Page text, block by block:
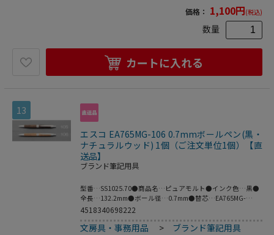
価格： 1,100円(税込)
数量
カートに入れる
13
エスコ EA765MG-106 0.7mmボールペン(黒・
ナチュラルウッド) 1個（ご注文単位1個）【直
送品】
ブランド筆記用具
型番…SS1025.70●商品名…ピュアモルト●インク色…黒●
全長…132.2mm●ボール径…0.7mm●替芯…EA765MG-
171(黒)、-172(赤)●ボディーカラー…ナチュラルウッド●
入数…1本●梱包サイズ:14×133×14●梱包重量20g
4518340698222
文房具・事務用品 > ブランド筆記用具